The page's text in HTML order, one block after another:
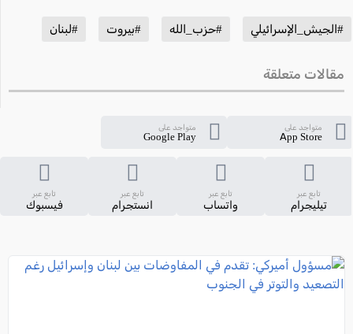
#الجيش_الإسرائيلي #حزب_الله #بيروت #لبنان
مقالات متعلقة
متواجد على
App Store
متواجد على
Google Play
تابع عبر
تيليجرام
تابع عبر
واتساب
تابع عبر
انستجرام
تابع عبر
فيسبوك